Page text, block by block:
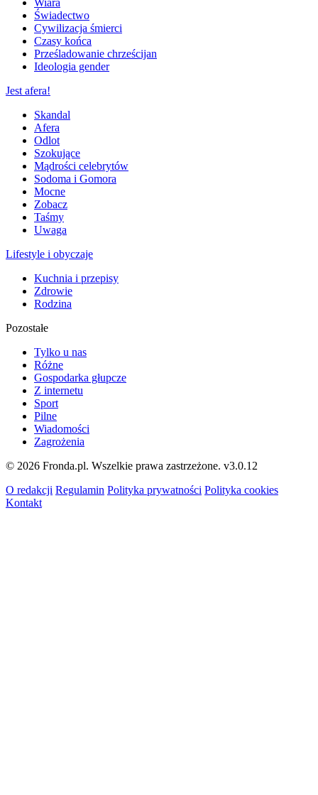
Świadectwo
Cywilizacja śmierci
Czasy końca
Prześladowanie chrześcijan
Ideologia gender
Jest afera!
Skandal
Afera
Odlot
Szokujące
Mądrości celebrytów
Sodoma i Gomora
Mocne
Zobacz
Taśmy
Uwaga
Lifestyle i obyczaje
Kuchnia i przepisy
Zdrowie
Rodzina
Pozostałe
Tylko u nas
Różne
Gospodarka głupcze
Z internetu
Sport
Pilne
Wiadomości
Zagrożenia
© 2026 Fronda.pl. Wszelkie prawa zastrzeżone. v3.0.12
O redakcji Regulamin Polityka prywatności Polityka cookies
Kontakt